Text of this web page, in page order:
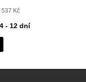
537 Kč
- 12 dní